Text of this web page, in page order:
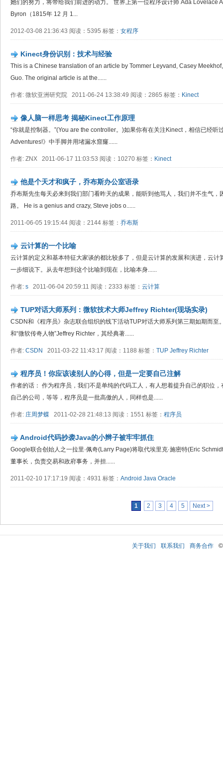
她们的努力，将带给我们前进的动力。 世界上第一位程序设计师 Ada Lovelace
Byron（1815年 12 月 1...
2012-03-08 21:36:43 阅读：5395 标签： 女程序
Kinect身份识别：技术与经验
This is a Chinese translation of an article by Tommer Leyvand, Casey
Guo. The original article is at the......
作者: 微软亚洲研究院 2011-06-24 13:38:49 阅读：2865 标签： Kinect
像人脑一样思考 揭秘Kinect工作原理
“你就是控制器。”(You are the controller。)如果你有在关注Kinect，相信已经听
Adventures!》中手脚并用堵漏水窟窿......
作者: ZNX 2011-06-17 11:03:53 阅读：10270 标签： Kinect
他是个天才和疯子，乔布斯办公室语录
乔布斯先生每天必来到我们部门看昨天的成果，能听到他骂人，我们并不生气
路。 He is a genius and crazy, Steve jobs o......
2011-06-05 19:15:44 阅读：2144 标签： 乔布斯
云计算的一个比喻
云计算的定义和基本特征大家谈的都比较多了，但是云计算的发展和演进，云
一步细说下。从去年想到这个比喻到现在，比喻本身......
作者: s 2011-06-04 20:59:11 阅读：2333 标签： 云计算
TUP对话大师系列：微软技术大师Jeffrey Richter(现场实录)
CSDN和《程序员》杂志联合组织的线下活动TUP对话大师系列第三期如期而至
和“微软传奇人物”Jeffrey Richter，其经典著......
作者: CSDN 2011-03-22 11:43:17 阅读：1188 标签： TUP Jeffrey Richter
程序员！你应该读别人的心得，但是一定要自己注解
作者的话： 作为程序员，我们不是单纯的代码工人，有人想着提升自己的职位
自己的公司，等等，程序员是一批高傲的人，同样也是......
作者: 庄周梦蝶 2011-02-28 21:48:13 阅读：1551 标签： 程序员
Android代码抄袭Java的小辫子被牢牢抓住
Google联合创始人之一拉里·佩奇(Larry Page)将取代埃里克·施密特(Eric
董事长，负责交易和政府事务，并担......
2011-02-10 17:17:19 阅读：4931 标签： Android Java Oracle
1 2 3 4 5 Next >
关于我们 联系我们 商务合作